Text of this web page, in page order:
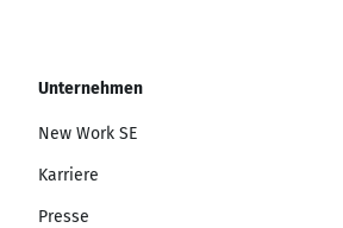
Unternehmen
New Work SE
Karriere
Presse